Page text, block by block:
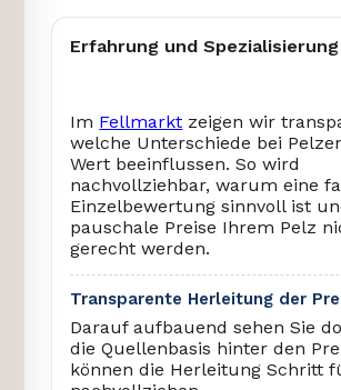
Erfahrung und Spezialisierung
Im Fellmarkt zeigen wir
welche Unterschiede bei
Wert beeinflussen. So wird
nachvollziehbar, warum eine
Einzelbewertung sinnvoll ist
pauschale Preise Ihrem Pelz
gerecht werden.
Transparente Herleitung der
Darauf aufbauend sehen Sie
die Quellenbasis hinter den
können die Herleitung Schritt